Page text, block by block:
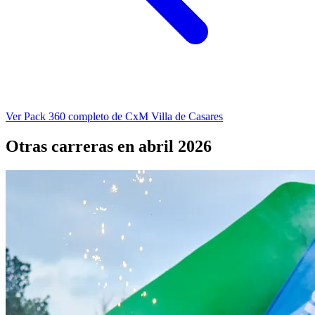
Ver Pack 360 completo de CxM Villa de Casares
Otras carreras en abril 2026